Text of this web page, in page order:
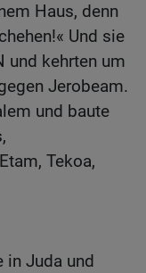
Haus, denn
Und sie
und kehrten um
Jerobeam.
und baute
Tekoa,
in Juda und